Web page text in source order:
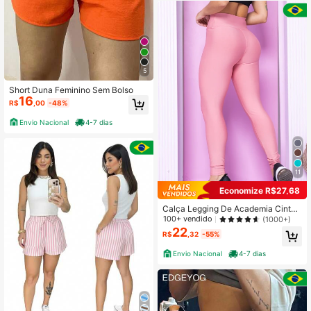
5
Short Duna Feminino Sem Bolso
R$16 ,00 -48%
Envio Nacional 4-7 dias
11
Economize R$27,68
Calça Legging De Academia Cintur
a alta
100+ vendido (1000+)
R$22 ,32 -55%
Envio Nacional 4-7 dias